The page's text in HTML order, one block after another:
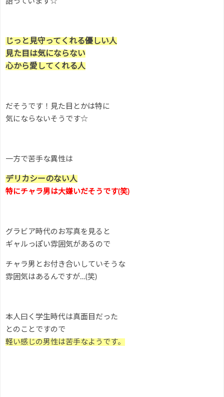
じっと見守ってくれる優しい人
見た目は気にならない
心から愛してくれる人
だそうです！見た目とかは特に
気にならないそうです☆
一方で苦手な異性は
デリカシーのない人
特にチャラ男は大嫌いだそうです(笑)
グラビア時代のお写真を見ると
ギャルっぽい雰囲気があるので
チャラ男とお付き合いしていそうな
雰囲気はあるんですが…(笑)
本人曰く学生時代は真面目だった
とのことですので
軽い感じの男性は苦手なようです。